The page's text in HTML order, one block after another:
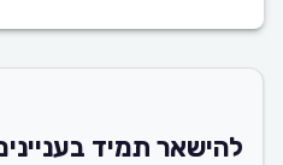
להישאר תמיד